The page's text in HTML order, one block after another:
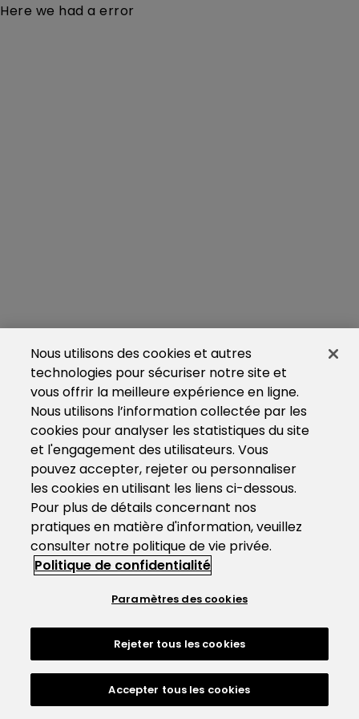
Here we had a error
Nous utilisons des cookies et autres
technologies pour sécuriser notre site et
vous offrir la meilleure expérience en ligne.
Nous utilisons l’information collectée par les
cookies pour analyser les statistiques du site
et l'engagement des utilisateurs. Vous
pouvez accepter, rejeter ou personnaliser
les cookies en utilisant les liens ci-dessous.
Pour plus de détails concernant nos
pratiques en matière d'information, veuillez
consulter notre politique de vie privée.
Politique de confidentialité
Paramètres des cookies
Rejeter tous les cookies
Accepter tous les cookies